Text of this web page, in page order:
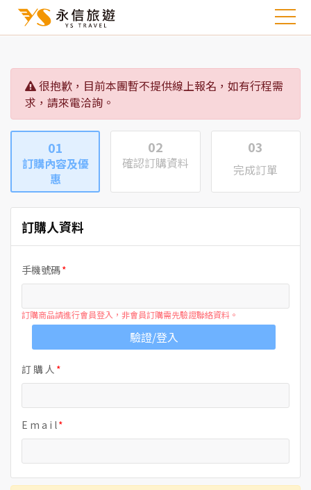
很抱歉，目前本團暫不提供線上報名，如有行程需
求，請來電洽詢。
01
訂購內容及優
惠
02
確認訂購資料
03
完成訂單
訂購人資料
手機號碼
訂購商品請進行會員登入，非會員訂購需先驗證聯絡資料。
驗證/登入
訂 購 人
E m a i l